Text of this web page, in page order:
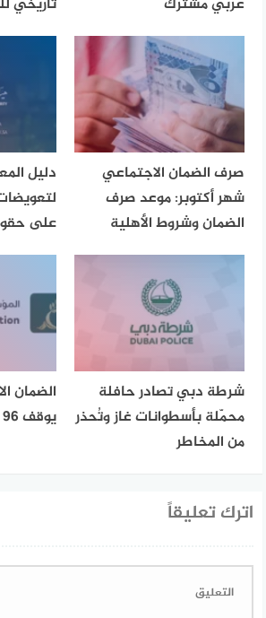
صرف الضمان الاجتماعي
شهر أكتوبر: موعد صرف
الضمان وشروط الأهلية
دليل
على
شرطة دبي تصادر حافلة
محمّلة بأسطوانات غاز وتُحذر
من المخاطر
الضمان
يوقف 96 راتبًا تقاعديًا قديمًا
اترك تعليقاً